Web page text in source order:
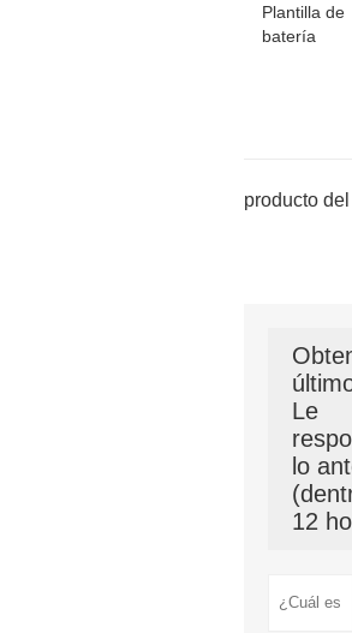
Plantilla de
batería
producto del
Le
lo
12